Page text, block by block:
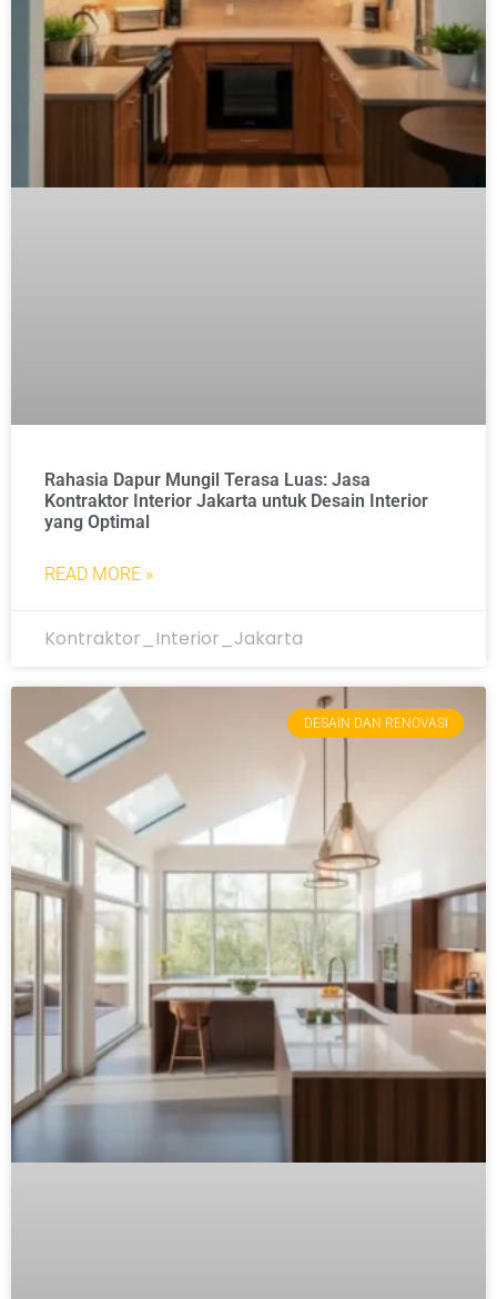
Rahasia Dapur Mungil Terasa Luas: Jasa
Kontraktor Interior Jakarta untuk Desain Interior
yang Optimal
READ MORE »
Kontraktor_Interior_Jakarta
DESAIN DAN RENOVASI